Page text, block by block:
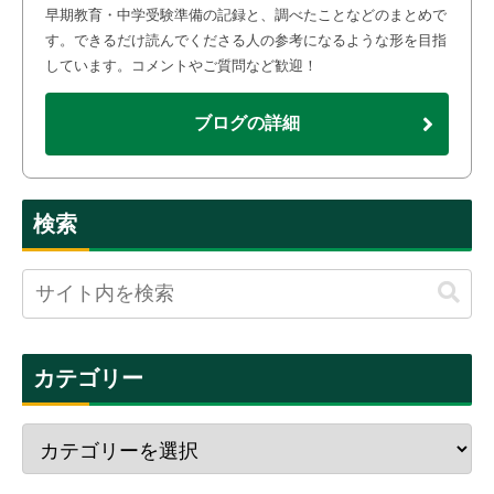
早期教育・中学受験準備の記録と、調べたことなどのまとめで
す。できるだけ読んでくださる人の参考になるような形を目指
しています。コメントやご質問など歓迎！
ブログの詳細
検索
カテゴリー